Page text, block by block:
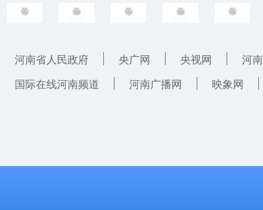
河南省人民政府 央广网 央视网
河
国际在线河南频道
河南广播网 映象网